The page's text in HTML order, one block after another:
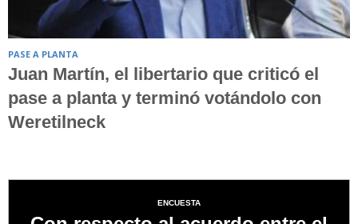
PASE A PLANTA
Juan Martín, el libertario que criticó el
pase a planta y terminó votándolo con
Weretilneck
ENCUESTA